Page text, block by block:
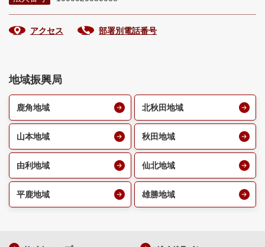
アクセス 部署別電話番号
地域振興局
鹿角地域 北秋田地域
山本地域 秋田地域
由利地域 仙北地域
平鹿地域 雄勝地域